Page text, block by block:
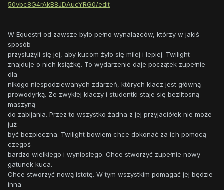
50vbc8G4rAkB8JDAucYRG0/edit
W Equestri od zawsze było pełno wynalazców, którzy w jakiś
sposób
przysłużyli się jej, aby kucom żyło się milej i lepiej. Twilight
znajduje o nich książkę. To wydarzenie daje początek zupełnie
dla
nikogo niespodziewanych zdarzeń, których klacz jest główną
prowodyrką. Ze zwykłej klaczy i studentki staje się bezlitosną
maszyną
do zabijania. Przez to wszystko żadna z jej przyjaciółek nie może
już
być bezpieczna. Twilight bowiem chce dokonać za ich pomocą
czegoś
bardzo wielkiego i wyniosłego. Chce stworzyć zupełnie nowy
gatunek kuca.
Chce stworzyć nową istotę. W tym wszystkim pomagać jej będzie
inna